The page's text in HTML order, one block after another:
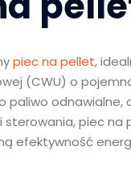
piec na pellet,
(CWU) o
odnawialne,
piec na
efektywność